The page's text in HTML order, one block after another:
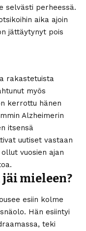
selvästi perheessä.
aika ajoin
jättäytynyt pois
rakastetuista
myös
kerrottu hänen
Alzheimerin
itsensä
uutiset vastaan
vuosien ajan
mieleen?
esiin kolme
Hän esiintyi
teki